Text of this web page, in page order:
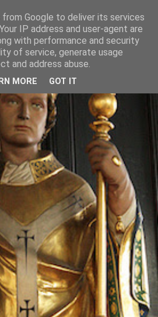
Google to deliver its services
IP address and user-agent are
with performance and security
of service, generate usage
and address abuse.
MORE GOT IT